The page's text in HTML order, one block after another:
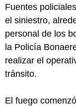
Fuentes
el siniestro,
personal de los
la Policía
realizar el
tránsito.
El fuego